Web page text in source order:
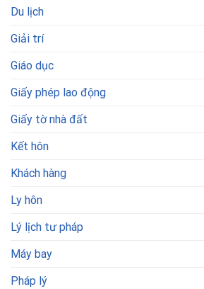
Du lịch
Giải trí
Giáo dục
Giấy phép lao động
Giấy tờ nhà đất
Kết hôn
Khách hàng
Ly hôn
Lý lịch tư pháp
Máy bay
Pháp lý